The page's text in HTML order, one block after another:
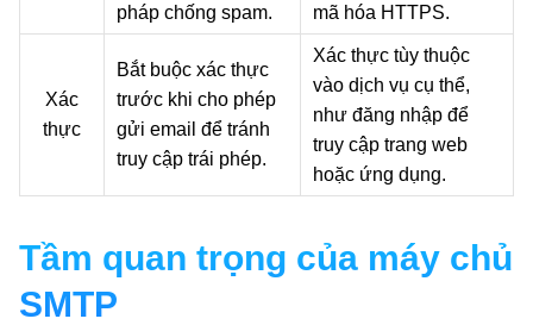
pháp chống spam.
mã hóa HTTPS.
Xác
thực
Bắt buộc xác thực
trước khi cho phép
gửi email để tránh
truy cập trái phép.
Xác thực tùy thuộc
vào dịch vụ cụ thể,
như đăng nhập để
truy cập trang web
hoặc ứng dụng.
Tầm quan trọng của máy chủ
SMTP